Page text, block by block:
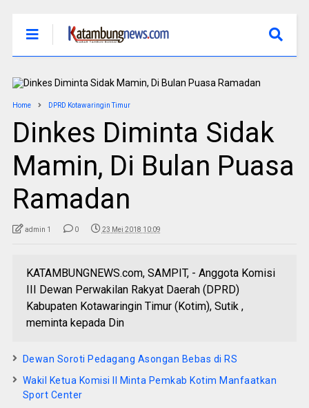
Home DPRD Kotawaringin Timur
Dinkes Diminta Sidak
Mamin, Di Bulan Puasa
Ramadan
admin 1 0 23 Mei 2018 10:09
KATAMBUNGNEWS.com, SAMPIT, - Anggota Komisi
III Dewan Perwakilan Rakyat Daerah (DPRD)
Kabupaten Kotawaringin Timur (Kotim), Sutik ,
meminta kepada Din
Dewan Soroti Pedagang Asongan Bebas di RS
Wakil Ketua Komisi II Minta Pemkab Kotim Manfaatkan
Sport Center